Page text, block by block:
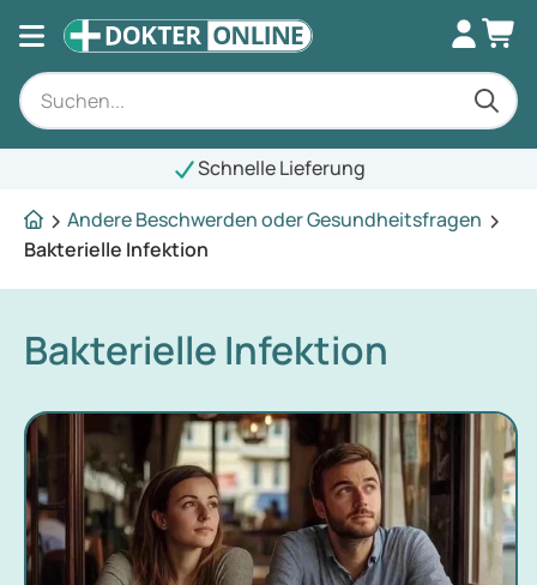
Schnelle Lieferung
Andere Beschwerden oder Gesundheitsfragen
Bakterielle Infektion
Bakterielle Infektion